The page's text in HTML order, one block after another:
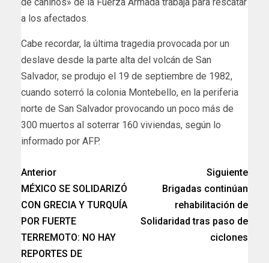
a los afectados.
Cabe recordar, la última tragedia provocada por un
deslave desde la parte alta del volcán de San
Salvador, se produjo el 19 de septiembre de 1982,
cuando soterró la colonia Montebello, en la periferia
norte de San Salvador provocando un poco más de
300 muertos al soterrar 160 viviendas, según lo
informado por AFP.
Anterior
MÉXICO SE SOLIDARIZÓ
CON GRECIA Y TURQUÍA
POR FUERTE
TERREMOTO: NO HAY
REPORTES DE
Siguiente
Brigadas continúan
rehabilitación de
Solidaridad tras paso de
ciclones